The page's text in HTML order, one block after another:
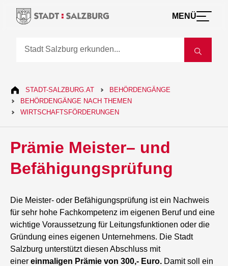
MENÜ
STADT-SALZBURG.AT
BEHÖRDENGÄNGE
BEHÖRDENGÄNGE NACH THEMEN
WIRTSCHAFTSFÖRDERUNGEN
Prämie Meister– und
Befähigungsprüfung
Die Meister- oder Befähigungsprüfung ist ein Nachweis
für sehr hohe Fachkompetenz im eigenen Beruf und eine
wichtige Voraussetzung für Leitungsfunktionen oder die
Gründung eines eigenen Unternehmens. Die Stadt
Salzburg unterstützt diesen Abschluss mit
einereinmaligen Prämie von 300,- Euro. Damit soll ein